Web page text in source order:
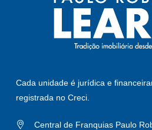
Cada unidade é jurídica e
registrada no Creci.
Central de Franquias Paulo